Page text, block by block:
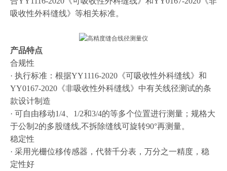
吸收性外科缝线》等相关标准。
产品特点
合规性
· 执行标准：根据YY1116-2020《可吸收性外科缝线》和
YY0167-2020《非吸收性外科缝线》中有关线径测试的条
款设计制造
· 可自由移动1/4、1/2和3/4的等多个位置进行测量；规格大
于公制2的多股缝线,不拆除缝线可旋转90°再测量。
稳定性
· 采用光栅位移传感器，代替千分表，万分之一精度，稳
定性好